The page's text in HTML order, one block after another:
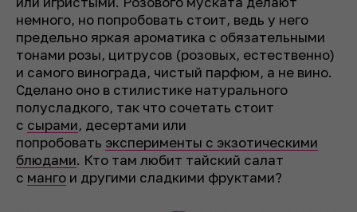
немного, но попробовать стоит, ведь у него
предельно яркая ароматика с обязательными
тонами розы, цитрусов (розовых, естественно)
и самого винограда, чистый парфюм, а не вино.
Сделано оно в стилистике натурального
полусладкого, так что сочетать стоит
с сырами, десертами или
попробовать эксперименты с экзотическими
блюдами. Кто там любит тайский салат
с манго и другими сладкими фруктами?